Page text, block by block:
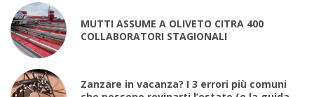
MUTTI ASSUME A OLIVETO CITRA 400
COLLABORATORI STAGIONALI
Zanzare in vacanza? I 3 errori più comuni